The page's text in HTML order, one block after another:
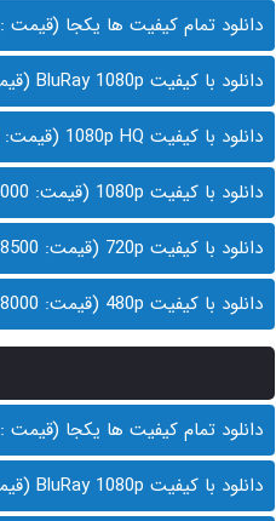
دانلود تمام کیفیت ها یکجا (قیمت : 20.000 تومان)
دانلود با کیفیت BluRay 1080p (قیمت : 10.000 تومان)
دانلود با کیفیت 1080p HQ (قیمت: 9500 تومان)
دانلود با کیفیت 1080p (قیمت: 9000 تومان)
دانلود با کیفیت 720p (قیمت: 8500 تومان)
دانلود با کیفیت 480p (قیمت: 8000 تومان)
دانلود تمام کیفیت ها یکجا (قیمت : 20.000 تومان)
دانلود با کیفیت BluRay 1080p (قیمت : 10.000 تومان)